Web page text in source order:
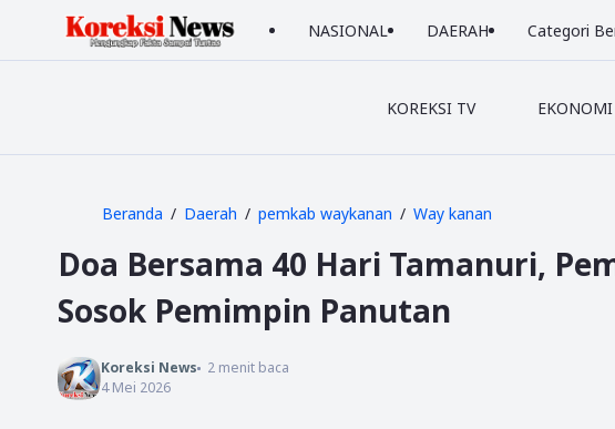
NASIONAL DAERAH Categori
KOREKSI TV EKONOMI
Beranda Daerah pemkab waykanan Way kanan
Doa Bersama 40 Hari Tamanuri,
Sosok Pemimpin Panutan
Koreksi News 2menit baca
4 Mei 2026